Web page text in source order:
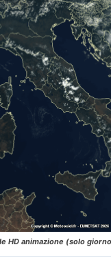
HD animazione (solo